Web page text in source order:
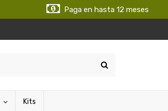
Paga en hasta 12 meses
Kits